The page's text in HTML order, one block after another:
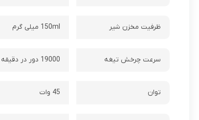
ظرفیت مخزن شیر 150ml میلی گرم
سرعت چرخش تیغه 19000 دور در دقیقه
توان 45 وات